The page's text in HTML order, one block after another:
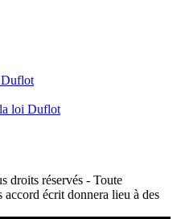
Duflot
la loi Duflot
droits réservés - Toute
écrit donnera lieu à des